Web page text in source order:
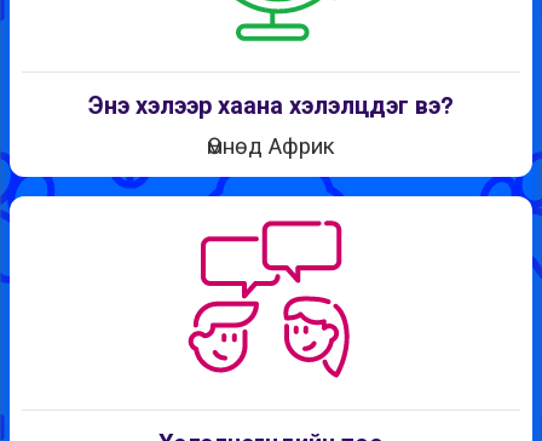
Энэ хэлээр хаана хэлэлцдэг вэ?
Өмнөд Африк